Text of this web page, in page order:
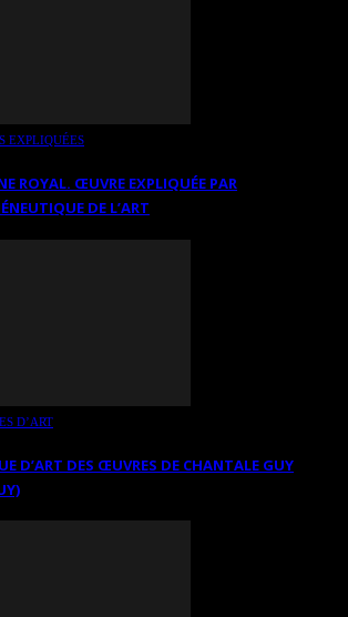
EXPLIQUÉES
ROYAL. ŒUVRE EXPLIQUÉE PAR
DE L’ART
D’ART
D’ART DES ŒUVRES DE CHANTALE GUY